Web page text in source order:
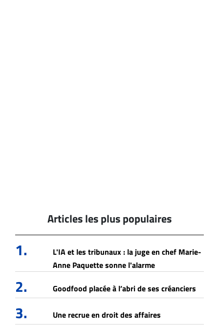
Articles les plus populaires
1.
L'IA et les tribunaux : la juge en chef Marie-
Anne Paquette sonne l'alarme
2. Goodfood placée à l’abri de ses créanciers
3. Une recrue en droit des affaires